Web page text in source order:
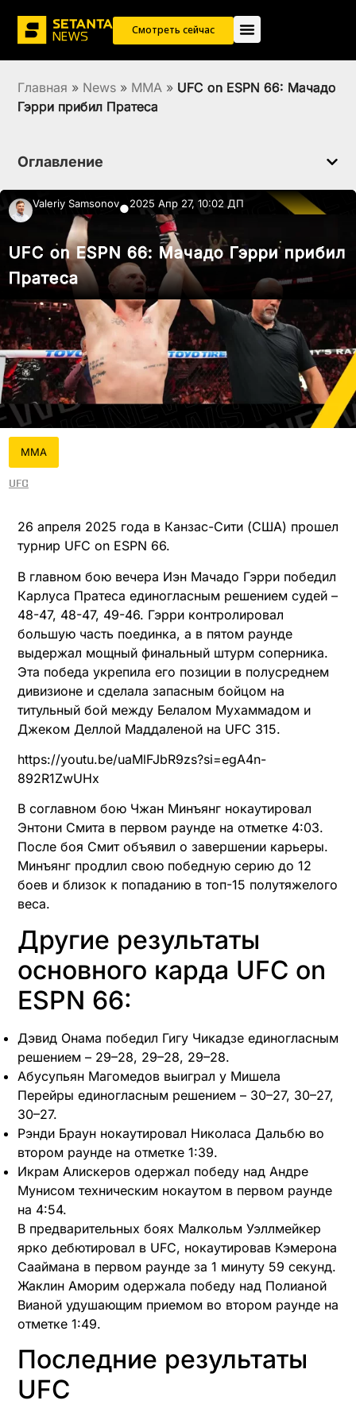
Смотреть сейчас
Главная » News » MMA » UFC on ESPN 66: Мачадо
Гэрри прибил Пратеса
Оглавление
Valeriy Samsonov●2025 Апр 27, 10:02 ДП
UFC on ESPN 66: Мачадо Гэрри прибил
Пратеса
MMA
UFC
26 апреля 2025 года в Канзас-Сити (США) прошел
турнир UFC on ESPN 66.
В главном бою вечера Иэн Мачадо Гэрри победил
Карлуса Пратеса единогласным решением судей –
48-47, 48-47, 49-46. Гэрри контролировал
большую часть поединка, а в пятом раунде
выдержал мощный финальный штурм соперника.
Эта победа укрепила его позиции в полусреднем
дивизионе и сделала запасным бойцом на
титульный бой между Белалом Мухаммадом и
Джеком Деллой Маддаленой на UFC 315.
https://youtu.be/uaMlFJbR9zs?si=egA4n-
892R1ZwUHx
В соглавном бою Чжан Минъянг нокаутировал
Энтони Смита в первом раунде на отметке 4:03.
После боя Смит объявил о завершении карьеры.
Минъянг продлил свою победную серию до 12
боев и близок к попаданию в топ-15 полутяжелого
веса.
Другие результаты
основного карда UFC on
ESPN 66:
Дэвид Онама победил Гигу Чикадзе единогласным
решением – 29–28, 29–28, 29–28.
Абусупьян Магомедов выиграл у Мишела
Перейры единогласным решением – 30–27, 30–27,
30–27.
Рэнди Браун нокаутировал Николаса Дальбю во
втором раунде на отметке 1:39.
Икрам Алискеров одержал победу над Андре
Мунисом техническим нокаутом в первом раунде
на 4:54.
В предварительных боях Малкольм Уэллмейкер
ярко дебютировал в UFC, нокаутировав Кэмерона
Сааймана в первом раунде за 1 минуту 59 секунд.
Жаклин Аморим одержала победу над Полианой
Вианой удушающим приемом во втором раунде на
отметке 1:49.
Последние результаты
UFC